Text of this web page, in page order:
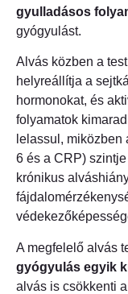
gyulladásos
gyógyulást.
Alvás közben a
helyreállítja a
hormonokat, és
folyamatok
lelassul,
6 és a CRP)
krónikus
A megfelelő alvás
gyógyulás egyik
alvás is csökkenti